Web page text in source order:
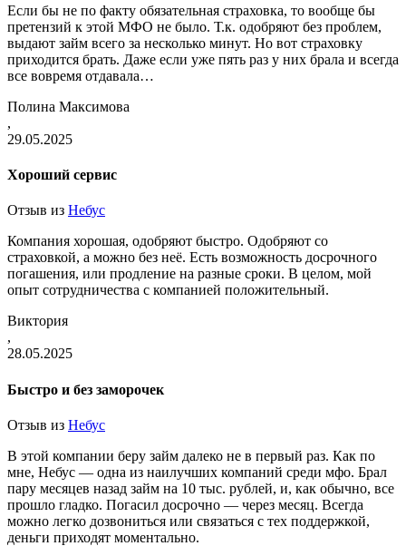
Если бы не по факту обязательная страховка, то вообще бы
претензий к этой МФО не было. Т.к. одобряют без проблем,
выдают займ всего за несколько минут. Но вот страховку
приходится брать. Даже если уже пять раз у них брала и всегда
все вовремя отдавала…
Полина Максимова
,
29.05.2025
Хороший сервис
Отзыв из Небус
Компания хорошая, одобряют быстро. Одобряют со
страховкой, а можно без неё. Есть возможность досрочного
погашения, или продление на разные сроки. В целом, мой
опыт сотрудничества с компанией положительный.
Виктория
,
28.05.2025
Быстро и без заморочек
Отзыв из Небус
В этой компании беру займ далеко не в первый раз. Как по
мне, Небус — одна из наилучших компаний среди мфо. Брал
пару месяцев назад займ на 10 тыс. рублей, и, как обычно, все
прошло гладко. Погасил досрочно — через месяц. Всегда
можно легко дозвониться или связаться с тех поддержкой,
деньги приходят моментально.